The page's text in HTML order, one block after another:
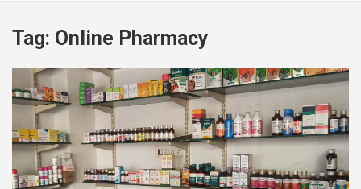
Tag: Online Pharmacy